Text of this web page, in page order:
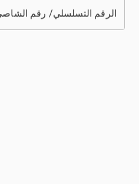
الرقم التسلسلي/ رقم